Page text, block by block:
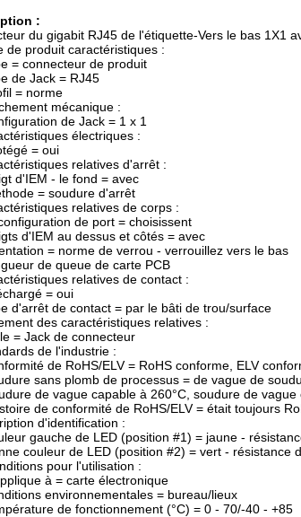
:
du gigabit RJ45 de l'étiquette-Vers le bas 1X1
de produit
= connecteur de produit
de Jack = RJ45
= norme
mécanique :
de Jack = 1 x 1
électriques :
= oui
relatives d'arrêt :
d'IEM - le fond = avec
= soudure d'arrêt
relatives de corps :
de port = choisissent
d'IEM au dessus et côtés = avec
= norme de verrou - verrouillez vers le bas
de queue de carte PCB
relatives de contact :
= oui
d'arrêt de contact = par le bâti de trou/surface
des caractéristiques relatives :
= Jack de connecteur
de l'industrie :
de RoHS/ELV = RoHS conforme, ELV
sans plomb de processus = de vague de
de vague capable à 260°C, soudure de vague
de conformité de RoHS/ELV = était toujours
d'identification :
gauche de LED (position #1) = jaune -
couleur de LED (position #2) = vert - résistance
pour l'utilisation :
à = carte électronique
environnementales = bureau/lieux
de fonctionnement (°C) = 0 - 70/-40 - +85